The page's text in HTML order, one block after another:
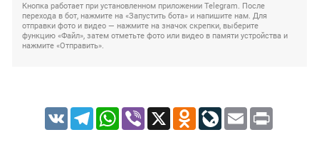
Кнопка работает при установленном приложении Telegram. После
перехода в бот, нажмите на «Запустить бота» и напишите нам. Для
отправки фото и видео — нажмите на значок скрепки, выберите
функцию «Файл», затем отметьте фото или видео в памяти устройства и
нажмите «Отправить».
VK TelegramWhatsApp
Viber X Odnoklassniki
LiveJournal
Email Print